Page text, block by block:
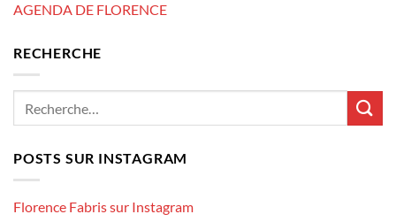
AGENDA DE FLORENCE
RECHERCHE
POSTS SUR INSTAGRAM
Florence Fabris sur Instagram